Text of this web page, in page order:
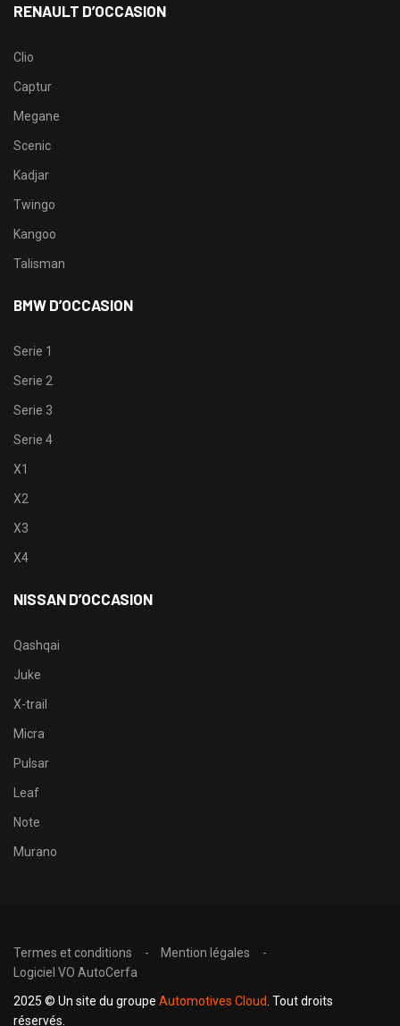
RENAULT D’OCCASION
Clio
Captur
Megane
Scenic
Kadjar
Twingo
Kangoo
Talisman
BMW D’OCCASION
Serie 1
Serie 2
Serie 3
Serie 4
X1
X2
X3
X4
NISSAN D’OCCASION
Qashqai
Juke
X-trail
Micra
Pulsar
Leaf
Note
Murano
Termes et conditions
Mention légales
Logiciel VO AutoCerfa
2025 © Un site du groupe Automotives Cloud . Tout droits
réservés.